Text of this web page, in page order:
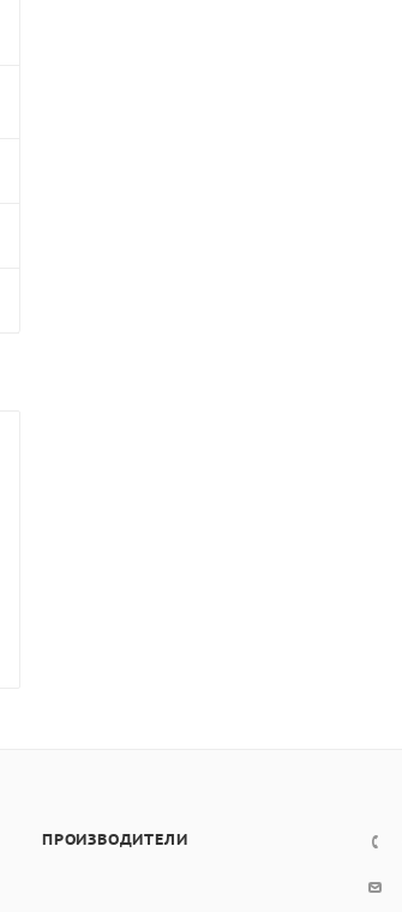
ПРОИЗВОДИТЕЛИ